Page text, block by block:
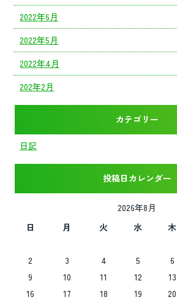
2022年6月
2022年5月
2022年4月
202年2月
カテゴリー
日記
投稿日カレンダー
2026年8月
日
月 火 水 木
2
3 4 5 6
9
10 11 12 13
16
17 18 19 20